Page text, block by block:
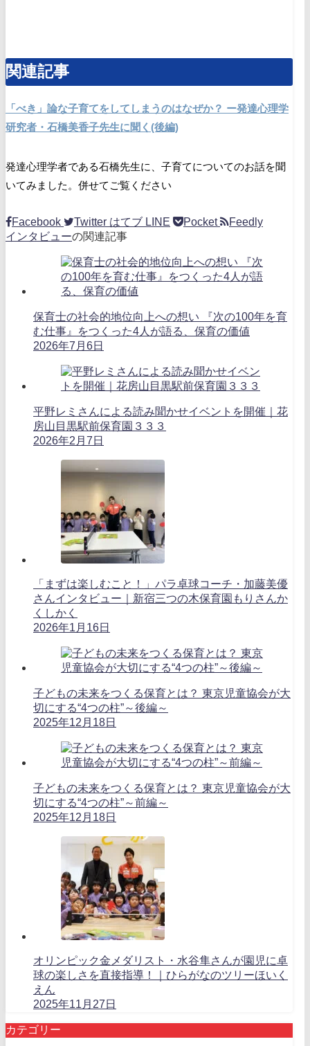
関連記事
「べき」論な子育てをしてしまうのはなぜか？ ー発達心理学
研究者・石橋美香子先生に聞く(後編)
発達心理学者である石橋先生に、子育てについてのお話を聞
いてみました。併せてご覧ください
Facebook Twitter はてブ LINE Pocket
Feedly
インタビューの関連記事
保育士の社会的地位向上への想い 『次の100年を育
む仕事』をつくった4人が語る、保育の価値
2026年7月6日
平野レミさんによる読み聞かせイベントを開催｜花
房山目黒駅前保育園３３３
2026年2月7日
「まずは楽しむこと！」パラ卓球コーチ・加藤美優
さんインタビュー｜新宿三つの木保育園もりさんか
くしかく
2026年1月16日
子どもの未来をつくる保育とは？ 東京児童協会が大
切にする“4つの柱”～後編～
2025年12月18日
子どもの未来をつくる保育とは？ 東京児童協会が大
切にする“4つの柱”～前編～
2025年12月18日
オリンピック金メダリスト・水谷隼さんが園児に卓
球の楽しさを直接指導！｜ひらがなのツリーほいく
えん
2025年11月27日
カテゴリー